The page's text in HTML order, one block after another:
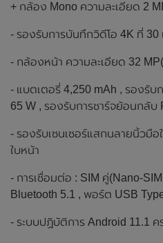
+ กล้อง Mono ความละเอียด 2
- รองรับการบันทึกวิดีโอ 4K ที่ 30
- กล้องหน้า ความละเอียด 32
- แบตเตอรี่ 4,250 mAh , รองรับ
65 W , รองรับการชาร์จย้อนกลับ
- รองรับเซนเซอร์แสกนลายนิ้วมื
ใบหน้า
- การเชื่อมต่อ : SIM คู่(Nano-
Bluetooth 5.1 , พอร์ต USB
- ระบบปฏิบัติการ Android 11.1 ค